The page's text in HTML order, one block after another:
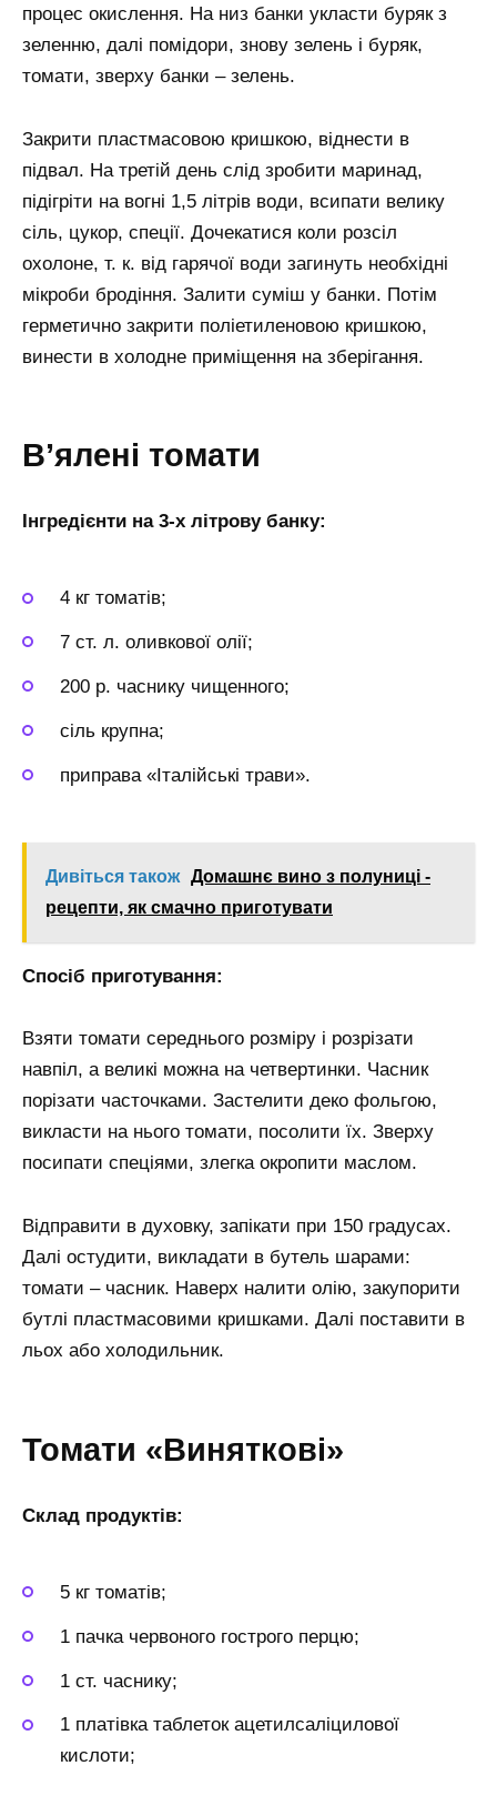
процес окислення. На низ банки укласти буряк з
зеленню, далі помідори, знову зелень і буряк,
томати, зверху банки – зелень.
Закрити пластмасовою кришкою, віднести в
підвал. На третій день слід зробити маринад,
підігріти на вогні 1,5 літрів води, всипати велику
сіль, цукор, спеції. Дочекатися коли розсіл
охолоне, т. к. від гарячої води загинуть необхідні
мікроби бродіння. Залити суміш у банки. Потім
герметично закрити поліетиленовою кришкою,
винести в холодне приміщення на зберігання.
В’ялені томати
Інгредієнти на 3-х літрову банку:
4 кг томатів;
7 ст. л. оливкової олії;
200 р. часнику чищенного;
сіль крупна;
приправа «Італійські трави».
Дивіться також Домашнє вино з полуниці -
рецепти, як смачно приготувати
Спосіб приготування:
Взяти томати середнього розміру і розрізати
навпіл, а великі можна на четвертинки. Часник
порізати часточками. Застелити деко фольгою,
викласти на нього томати, посолити їх. Зверху
посипати спеціями, злегка окропити маслом.
Відправити в духовку, запікати при 150 градусах.
Далі остудити, викладати в бутель шарами:
томати – часник. Наверх налити олію, закупорити
бутлі пластмасовими кришками. Далі поставити в
льох або холодильник.
Томати «Виняткові»
Склад продуктів:
5 кг томатів;
1 пачка червоного гострого перцю;
1 ст. часнику;
1 платівка таблеток ацетилсаліцилової
кислоти;